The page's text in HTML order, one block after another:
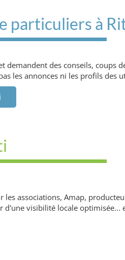
particuliers à
des conseils, coups
les annonces ni les profils des
les associations, Amap,
visibilité locale